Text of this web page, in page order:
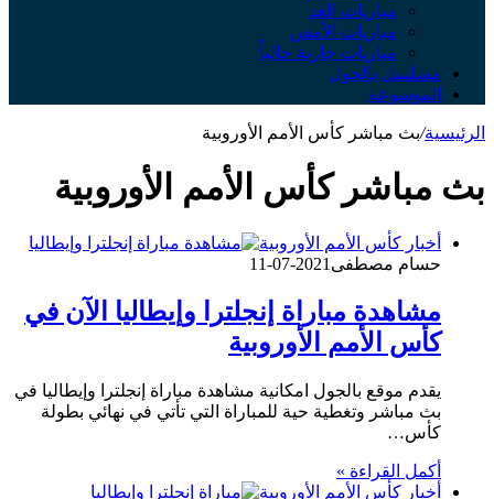
مباريات الغد
مباريات الأمس
مباريات جارية حالياً
مسلسل بالجول
الموسوعة
الرئيسية/بث مباشر كأس الأمم الأوروبية
بث مباشر كأس الأمم الأوروبية
أخبار كأس الأمم الأوروبية
حسام مصطفى 2021-07-11
مشاهدة مباراة إنجلترا وإيطاليا الآن في
كأس الأمم الأوروبية
يقدم موقع بالجول امكانية مشاهدة مباراة إنجلترا وإيطاليا في
بث مباشر وتغطية حية للمباراة التي تأتي في نهائي بطولة
كأس…
أكمل القراءة »
أخبار كأس الأمم الأوروبية